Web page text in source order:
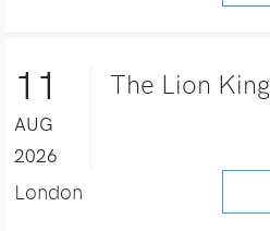
11
AUG
2026
The Lion King
London